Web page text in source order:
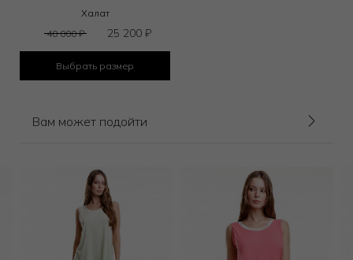
Халат
40 000₽ 25 200₽
Выбрать размер
Вам может подойти